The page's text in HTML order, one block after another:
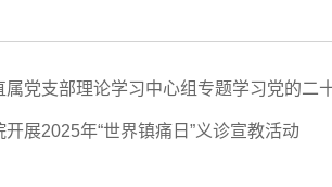
属党支部理论学习中心组专题学习党的二
开展2025年“世界镇痛日”义诊宣教活动